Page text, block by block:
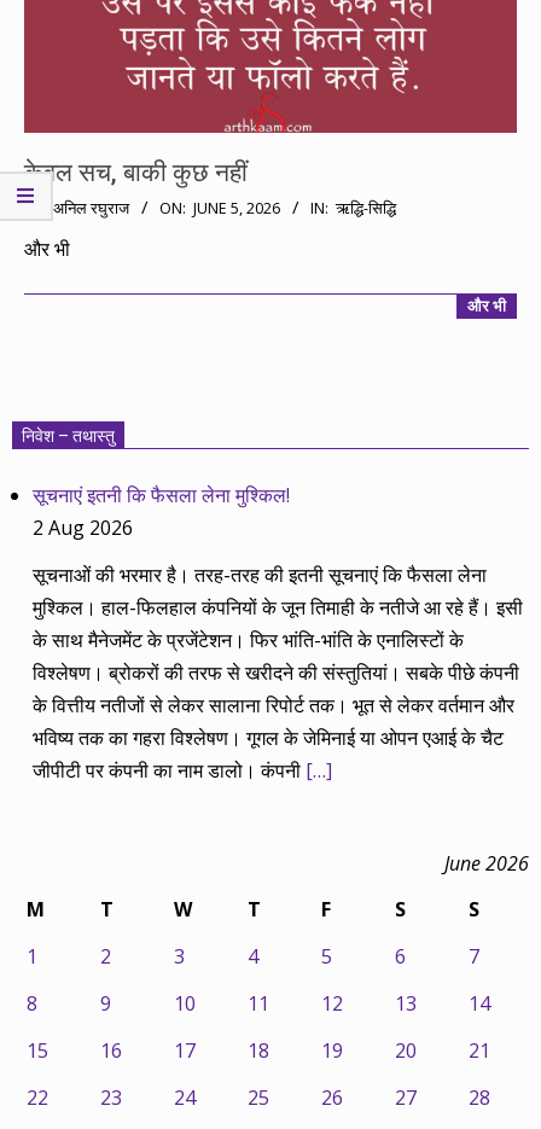
केवल सच, बाकी कुछ नहीं
2026-
06-
BY: अनिल रघुराज ON: JUNE 5, 2026 IN: ऋद्धि-सिद्धि
और भी
और भी
निवेश – तथास्तु
सूचनाएं इतनी कि फैसला लेना मुश्किल!
2 Aug 2026
सूचनाओं की भरमार है। तरह-तरह की इतनी सूचनाएं कि फैसला लेना
मुश्किल। हाल-फिलहाल कंपनियों के जून तिमाही के नतीजे आ रहे हैं। इसी
के साथ मैनेजमेंट के प्रजेंटेशन। फिर भांति-भांति के एनालिस्टों के
विश्लेषण। ब्रोकरों की तरफ से खरीदने की संस्तुतियां। सबके पीछे कंपनी
के वित्तीय नतीजों से लेकर सालाना रिपोर्ट तक। भूत से लेकर वर्तमान और
भविष्य तक का गहरा विश्लेषण। गूगल के जेमिनाई या ओपन एआई के चैट
जीपीटी पर कंपनी का नाम डालो। कंपनी […]
June 2026
M
T W T F S
S
1
2 3 4 5 6
7
8
9 10 11 12 13
14
15
16 17 18 19 20
21
22
23 24 25 26 27
28